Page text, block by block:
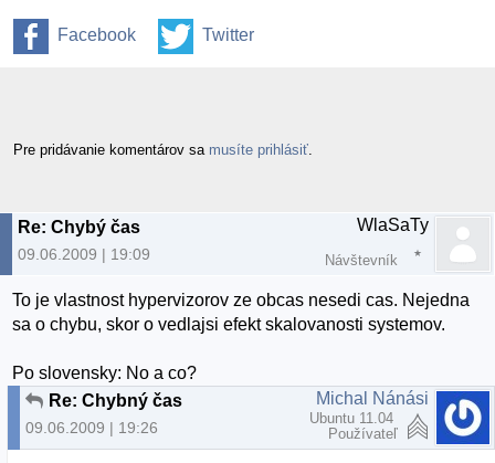
Facebook Twitter
Pre pridávanie komentárov sa musíte prihlásiť
Re: Chybý čas
09.06.2009 | 19:09
WlaSaTy
Návštevník
To je vlastnost hypervizorov ze obcas nesedi cas. Nejedna
sa o chybu, skor o vedlajsi efekt skalovanosti systemov.
Po slovensky: No a co?
Re: Chybný čas
09.06.2009 | 19:26
Michal Nánási
Ubuntu 11.04
Používateľ